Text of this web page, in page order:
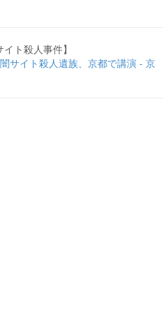
ト殺人事件】
サイト殺人遺族、京都で講演 - 京